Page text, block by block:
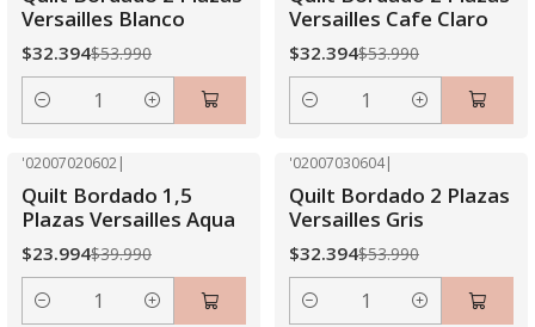
Versailles Blanco
$32.394$53.990
Cantidad
Versailles Cafe Claro
$32.394$53.990
Cantidad
'02007020602|
Quilt Bordado 1,5
Plazas Versailles Aqua
$23.994$39.990
Cantidad
'02007030604|
Quilt Bordado 2 Plazas
Versailles Gris
$32.394$53.990
Cantidad